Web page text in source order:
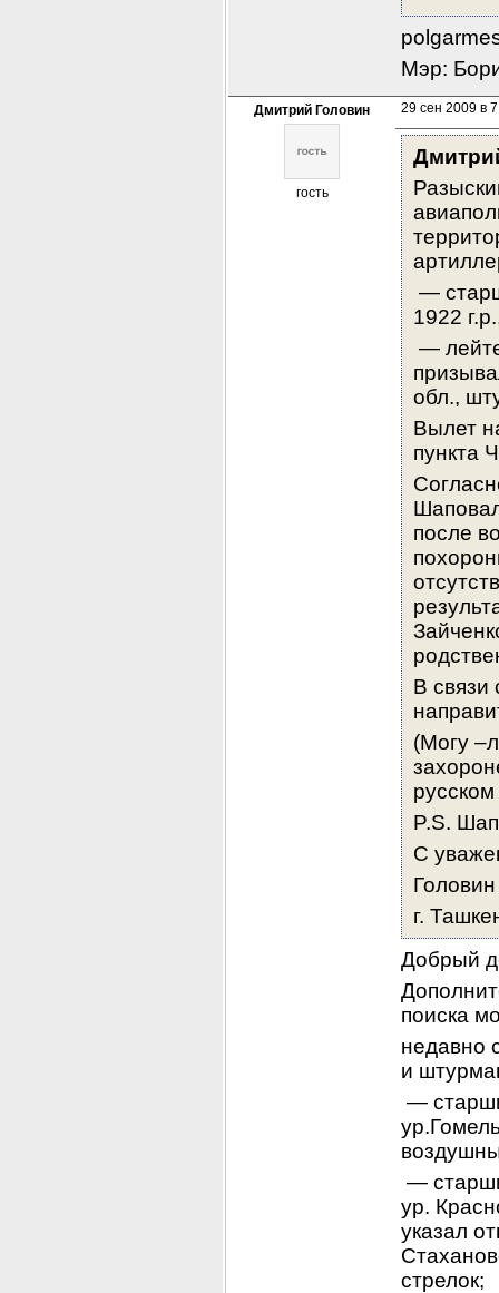
Мэр:
Дмитрий Головин
гость
29 сен 2009 в
1922
обл.,
Вылет
пункта
после
В связи
(Могу
P.S.
С
г.
Добрый
поиска
недавно
и
ур.
указал
стрелок;